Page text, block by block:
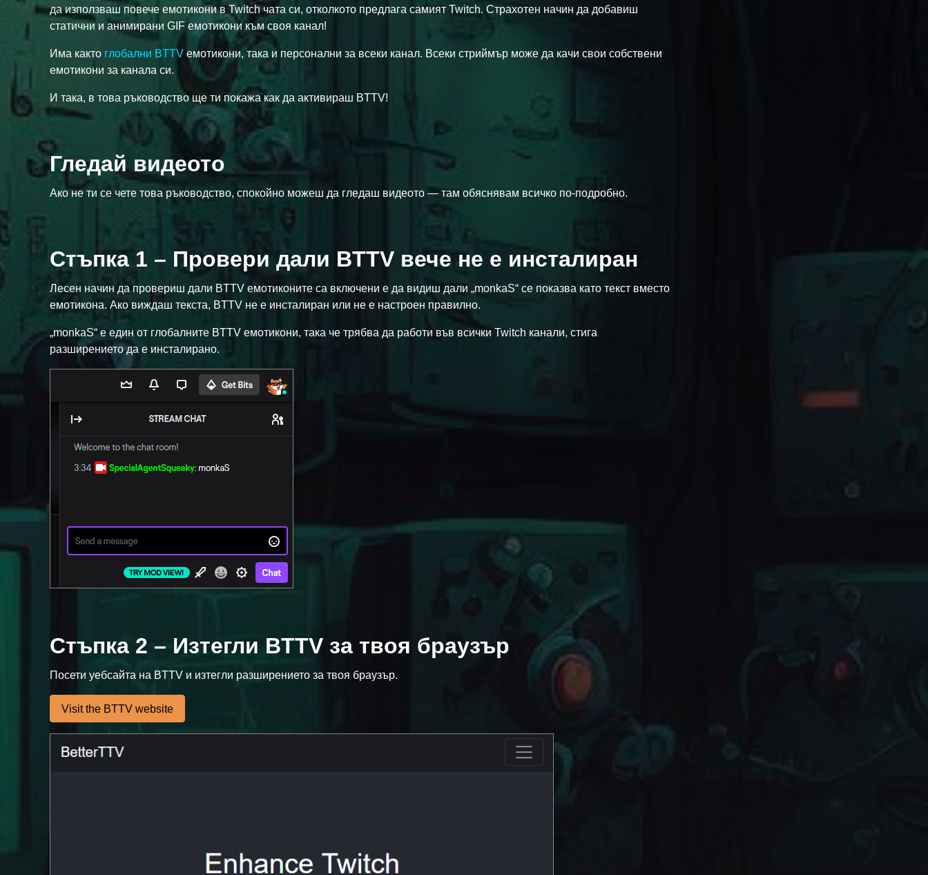
да използваш повече емотикони в Twitch чата си, отколкото предлага самият Twitch. Страхотен начин да добавиш
статични и анимирани GIF емотикони към своя канал!
Има както глобални BTTV емотикони, така и персонални за всеки канал. Всеки стриймър може да качи свои собствени
емотикони за канала си.
И така, в това ръководство ще ти покажа как да активираш BTTV!
Гледай видеото
Ако не ти се чете това ръководство, спокойно можеш да гледаш видеото — там обяснявам всичко по-подробно.
Стъпка 1 – Провери дали BTTV вече не е инсталиран
Лесен начин да провериш дали BTTV емотиконите са включени е да видиш дали „monkaS“ се показва като текст вместо
емотикона. Ако виждаш текста, BTTV не е инсталиран или не е настроен правилно.
„monkaS“ е един от глобалните BTTV емотикони, така че трябва да работи във всички Twitch канали, стига
разширението да е инсталирано.
Стъпка 2 – Изтегли BTTV за твоя браузър
Посети уебсайта на BTTV и изтегли разширението за твоя браузър.
Visit the BTTV website